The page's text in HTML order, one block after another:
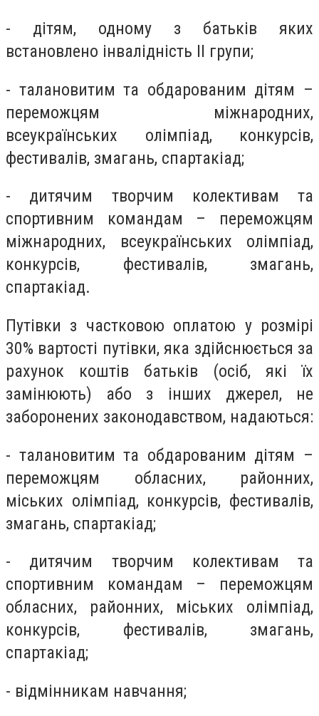
- дітям, одному з батьків яких
встановлено інвалідність II групи;
- талановитим та обдарованим дітям –
переможцям міжнародних,
всеукраїнських олімпіад, конкурсів,
фестивалів, змагань, спартакіад;
- дитячим творчим колективам та
спортивним командам – переможцям
міжнародних, всеукраїнських олімпіад,
конкурсів, фестивалів, змагань,
спартакіад.
Путівки з частковою оплатою у розмірі
30% вартості путівки, яка здійснюється за
рахунок коштів батьків (осіб, які їх
замінюють) або з інших джерел, не
заборонених законодавством, надаються:
- талановитим та обдарованим дітям –
переможцям обласних, районних,
міських олімпіад, конкурсів, фестивалів,
змагань, спартакіад;
- дитячим творчим колективам та
спортивним командам – переможцям
обласних, районних, міських олімпіад,
конкурсів, фестивалів, змагань,
спартакіад;
- відмінникам навчання;